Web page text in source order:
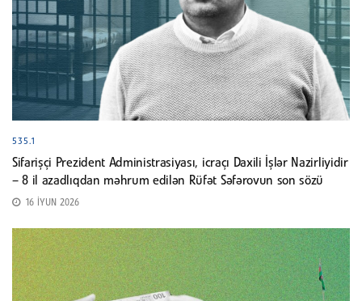
535.1
Sifarişçi Prezident Administrasiyası, icraçı Daxili İşlər Nazirliyidir
– 8 il azadlıqdan məhrum edilən Rüfət Səfərovun son sözü
16 İYUN 2026